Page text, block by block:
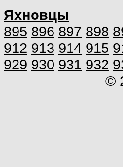
Яхновцы
895 896 897 898
912 913 914 915
929 930 931 932
©